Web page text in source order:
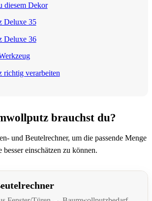
diesem Dekor
Deluxe 35
Deluxe 36
richtig verarbeiten
brauchst du?
und Beutelrechner, um die passende Menge
einschätzen zu können.